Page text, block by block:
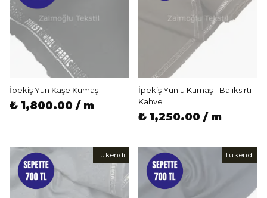
İpekiş Yün Kaşe Kumaş
₺ 1,800.00 / m
İpekiş Yünlü Kumaş - Balıksırtı
Kahve
₺ 1,250.00 / m
Tükendi Tükendi